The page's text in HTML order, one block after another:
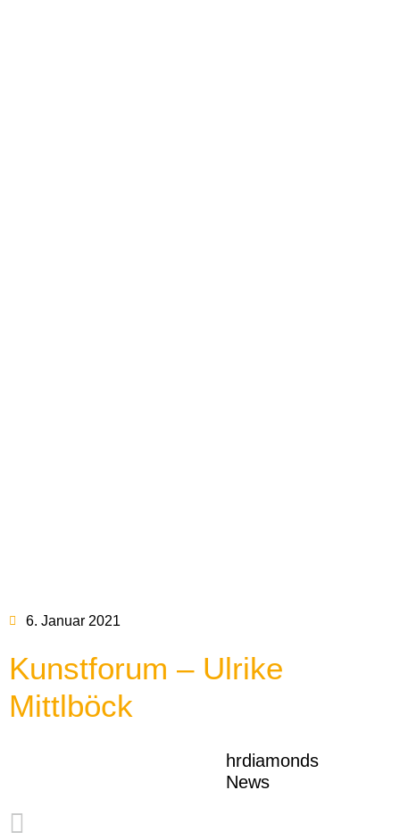
6. Januar 2021
Kunstforum – Ulrike
Mittlböck
hrdiamonds
News